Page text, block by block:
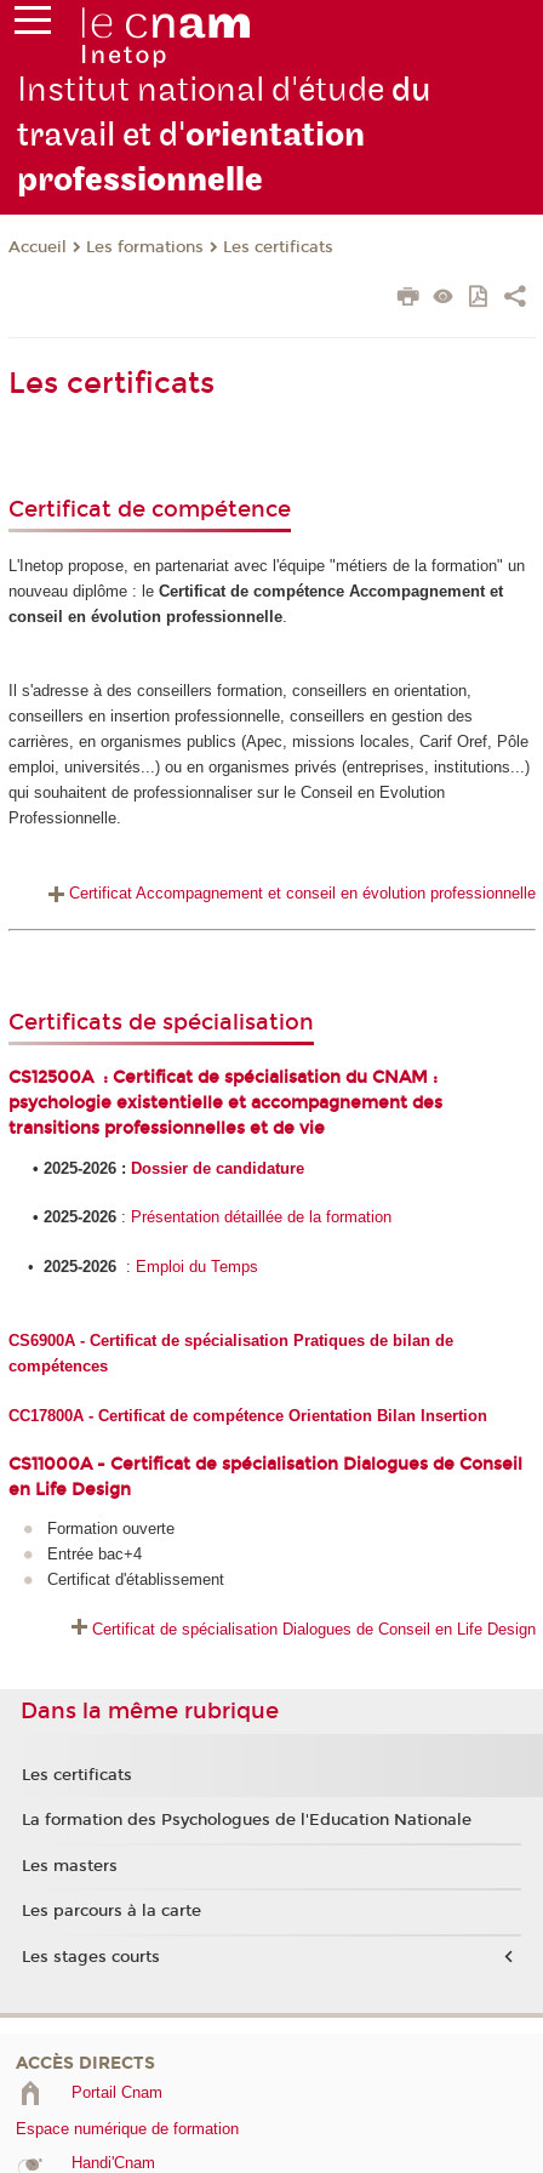
Institut national d'étude du
travail et d'orientation
professionnelle
Accueil Les formations Les certificats
Les certificats
Certificat de compétence
L'Inetop propose, en partenariat avec l'équipe "métiers de la formation" un
nouveau diplôme : le Certificat de compétence Accompagnement et
conseil en évolution professionnelle.
Il s'adresse à des conseillers formation, conseillers en orientation,
conseillers en insertion professionnelle, conseillers en gestion des
carrières, en organismes publics (Apec, missions locales, Carif Oref, Pôle
emploi, universités...) ou en organismes privés (entreprises, institutions...)
qui souhaitent de professionnaliser sur le Conseil en Evolution
Professionnelle.
Certificat Accompagnement et conseil en évolution professionnelle
Certificats de spécialisation
CS12500A : Certificat de spécialisation du CNAM :
psychologie existentielle et accompagnement des
transitions professionnelles et de vie
• 2025-2026 : Dossier de candidature
• 2025-2026: Présentation détaillée de la formation
• 2025-2026: Emploi du Temps
CS6900A - Certificat de spécialisation Pratiques de bilan de
compétences
CC17800A - Certificat de compétence Orientation Bilan Insertion
CS11000A - Certificat de spécialisation Dialogues de Conseil
en Life Design
Formation ouverte
Entrée bac+4
Certificat d'établissement
Certificat de spécialisation Dialogues de Conseil en Life Design
Dans la même rubrique
Les certificats
La formation des Psychologues de l'Education Nationale
Les masters
Les parcours à la carte
Les stages courts
ACCÈS DIRECTS
Portail Cnam
Espace numérique de formation
Handi'Cnam